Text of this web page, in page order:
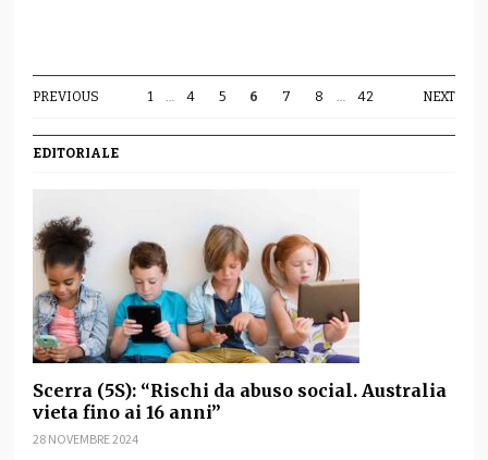
PREVIOUS 1 … 4 5 6 7 8 … 42 NEXT
EDITORIALE
Scerra (5S): “Rischi da abuso social. Australia
vieta fino ai 16 anni”
28 NOVEMBRE 2024